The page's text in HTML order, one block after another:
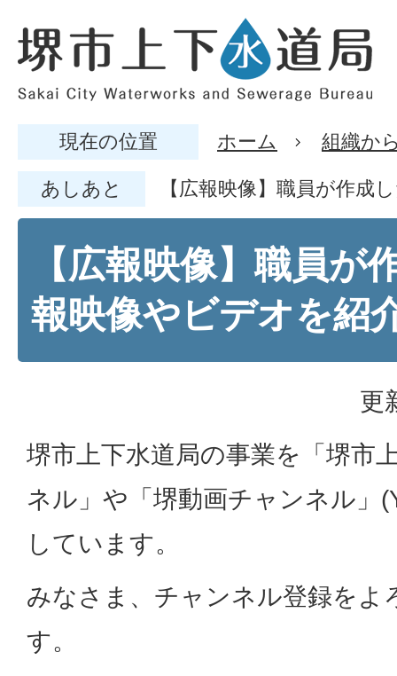
現在の位置 ホーム 組織か
あしあと 【広報映像】職員が作成
【広報映像】職員が
報映像やビデオを紹
更
堺市上下水道局の事業を「堺市
ネル」や「堺動画チャンネル」
しています。
みなさま、チャンネル登録をよ
す。